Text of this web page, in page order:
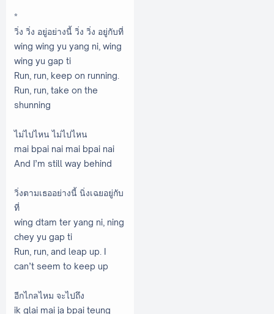
*
วิ่ง วิ่ง อยู่อย่างนี้ วิ่ง วิ่ง อยู่กับที่
wing wing yu yang ni, wing
wing yu gap ti
Run, run, keep on running.
Run, run, take on the
shunning
ไม่ไปไหน ไม่ไปไหน
mai bpai nai mai bpai nai
And I’m still way behind
วิ่งตามเธออย่างนี้ นิ่งเฉยอยู่กับ
ที่
wing dtam ter yang ni, ning
chey yu gap ti
Run, run, and leap up. I
can’t seem to keep up
อีกไกลไหม จะไปถึง
ik glai mai ja bpai teung